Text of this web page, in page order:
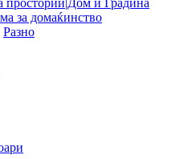
за домаќинство
Разно